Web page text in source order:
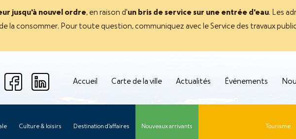
jusqu'à nouvel ordre, en raison d'un bris de service sur une entrée d'eau. Les
la consommer. Pour toute question, communiquez avec le Service des travaux
Accueil Carte de la ville Actualités Événements
Culture & loisirs Destination d'affaires Nouveaux arrivants Tourisme